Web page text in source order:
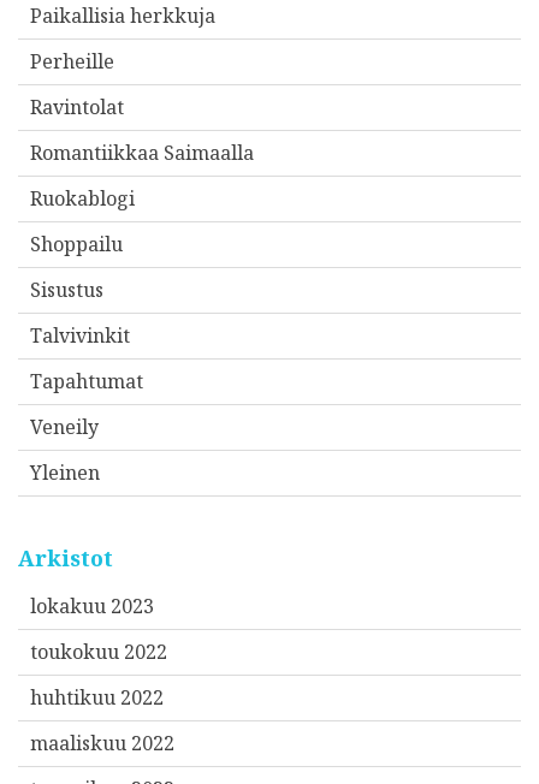
Paikallisia herkkuja
Perheille
Ravintolat
Romantiikkaa Saimaalla
Ruokablogi
Shoppailu
Sisustus
Talvivinkit
Tapahtumat
Veneily
Yleinen
Arkistot
lokakuu 2023
toukokuu 2022
huhtikuu 2022
maaliskuu 2022